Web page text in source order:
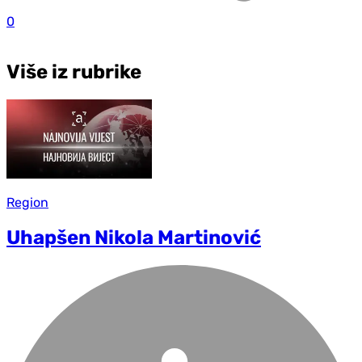
0
Više iz rubrike
Region
Uhapšen Nikola Martinović